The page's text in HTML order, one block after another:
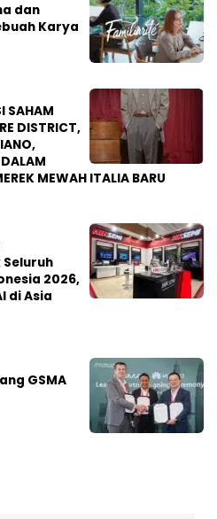
dan
Karya
SAHAM
DISTRICT,
MEWAH ITALIA BARU
2026,
di Asia
GSMA